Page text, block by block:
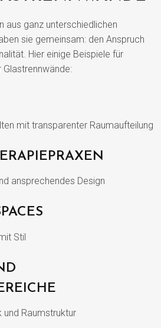
aus ganz unterschiedlichen
sie gemeinsam: den Anspruch
Hier einige Beispiele für
Glastrennwände:
mit transparenter Raumaufteilung
ansprechendes Design
Stil
und Raumstruktur